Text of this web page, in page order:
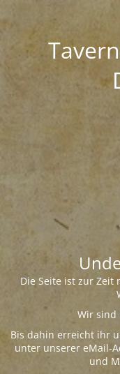
Die Seite ist zur
Wir sind
Bis dahin erreicht ihr
unter unserer eMail-
und